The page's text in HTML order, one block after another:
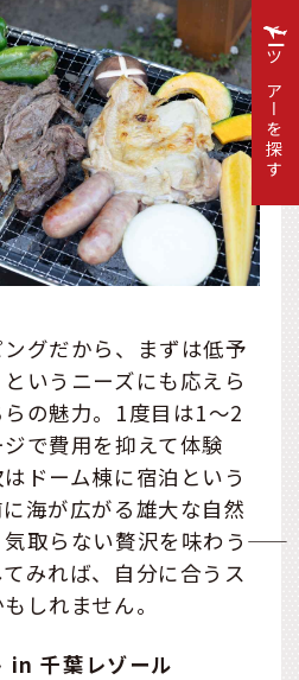
ングだから、まずは低予
いうニーズにも応えら
の魅力。1度目は1～2
で費用を抑えて体験
ドーム棟に宿泊という
海が広がる雄大な自然
取らない贅沢を味わう――
みれば、自分に合うス
しれません。
in 千葉レゾール
ツアーを探す